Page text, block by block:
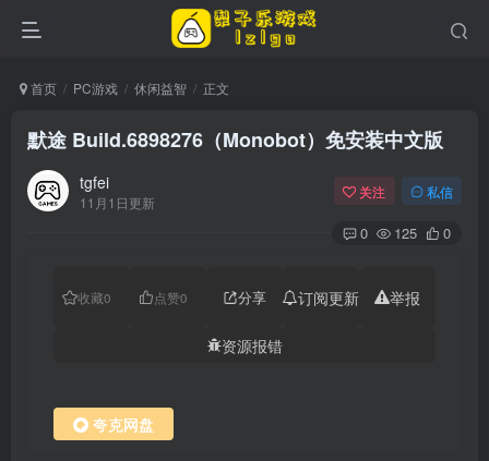
首页 PC游戏 休闲益智 正文
默途 Build.6898276（Monobot）免安装中文版
tgfei
11月1日更新
关注 私信
0 125 0
收藏0 点赞0 分享 订阅更新 举报
资源报错
夸克网盘